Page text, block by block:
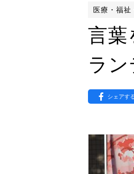
医療・福祉
言葉
ラン
シェアす